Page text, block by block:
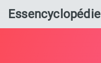
Essencyclopédie